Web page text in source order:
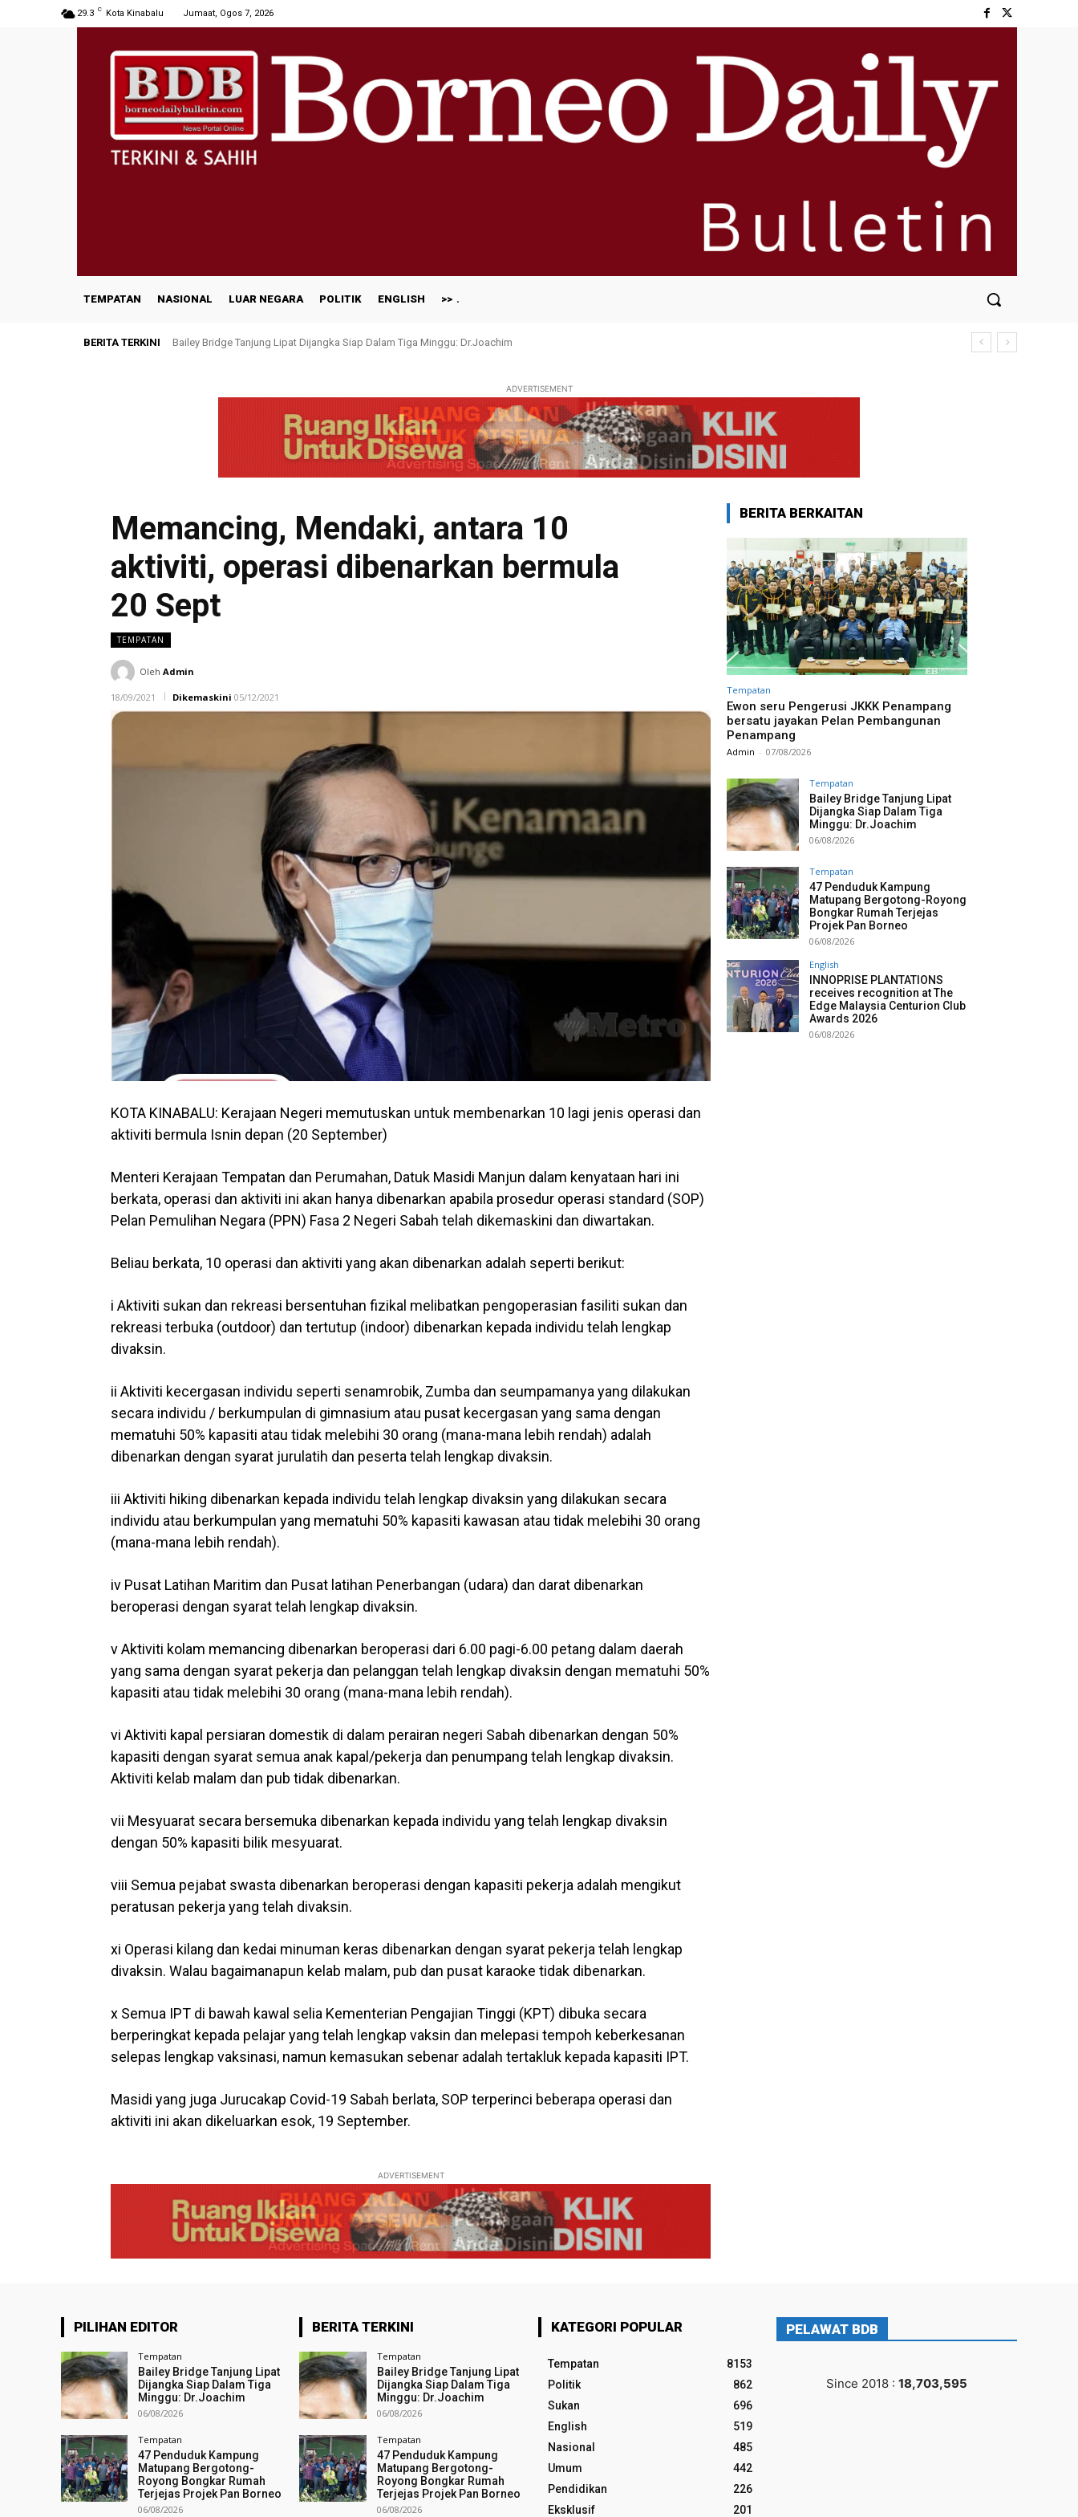
29.3 C Kota Kinabalu Jumaat, Ogos 7, 2026
TEMPATAN NASIONAL LUAR NEGARA POLITIK ENGLISH >>
BERITA TERKINI Bailey Bridge Tanjung Lipat Dijangka Siap Dalam Tiga Minggu: Dr.Joachim
ADVERTISEMENT
Memancing, Mendaki, antara 10
aktiviti, operasi dibenarkan bermula
20 Sept
TEMPATAN
Oleh Admin
18/09/2021 Dikemaskini 05/12/2021
KOTA KINABALU: Kerajaan Negeri memutuskan untuk membenarkan 10 lagi jenis operasi dan
aktiviti bermula Isnin depan (20 September)
Menteri Kerajaan Tempatan dan Perumahan, Datuk Masidi Manjun dalam kenyataan hari ini
berkata, operasi dan aktiviti ini akan hanya dibenarkan apabila prosedur operasi standard (SOP)
Pelan Pemulihan Negara (PPN) Fasa 2 Negeri Sabah telah dikemaskini dan diwartakan.
Beliau berkata, 10 operasi dan aktiviti yang akan dibenarkan adalah seperti berikut:
i Aktiviti sukan dan rekreasi bersentuhan fizikal melibatkan pengoperasian fasiliti sukan dan
rekreasi terbuka (outdoor) dan tertutup (indoor) dibenarkan kepada individu telah lengkap
divaksin.
ii Aktiviti kecergasan individu seperti senamrobik, Zumba dan seumpamanya yang dilakukan
secara individu / berkumpulan di gimnasium atau pusat kecergasan yang sama dengan
mematuhi 50% kapasiti atau tidak melebihi 30 orang (mana-mana lebih rendah) adalah
dibenarkan dengan syarat jurulatih dan peserta telah lengkap divaksin.
iii Aktiviti hiking dibenarkan kepada individu telah lengkap divaksin yang dilakukan secara
individu atau berkumpulan yang mematuhi 50% kapasiti kawasan atau tidak melebihi 30 orang
(mana-mana lebih rendah).
iv Pusat Latihan Maritim dan Pusat latihan Penerbangan (udara) dan darat dibenarkan
beroperasi dengan syarat telah lengkap divaksin.
v Aktiviti kolam memancing dibenarkan beroperasi dari 6.00 pagi-6.00 petang dalam daerah
yang sama dengan syarat pekerja dan pelanggan telah lengkap divaksin dengan mematuhi 50%
kapasiti atau tidak melebihi 30 orang (mana-mana lebih rendah).
vi Aktiviti kapal persiaran domestik di dalam perairan negeri Sabah dibenarkan dengan 50%
kapasiti dengan syarat semua anak kapal/pekerja dan penumpang telah lengkap divaksin.
Aktiviti kelab malam dan pub tidak dibenarkan.
vii Mesyuarat secara bersemuka dibenarkan kepada individu yang telah lengkap divaksin
dengan 50% kapasiti bilik mesyuarat.
viii Semua pejabat swasta dibenarkan beroperasi dengan kapasiti pekerja adalah mengikut
peratusan pekerja yang telah divaksin.
xi Operasi kilang dan kedai minuman keras dibenarkan dengan syarat pekerja telah lengkap
divaksin. Walau bagaimanapun kelab malam, pub dan pusat karaoke tidak dibenarkan.
x Semua IPT di bawah kawal selia Kementerian Pengajian Tinggi (KPT) dibuka secara
berperingkat kepada pelajar yang telah lengkap vaksin dan melepasi tempoh keberkesanan
selepas lengkap vaksinasi, namun kemasukan sebenar adalah tertakluk kepada kapasiti IPT.
Masidi yang juga Jurucakap Covid-19 Sabah berlata, SOP terperinci beberapa operasi dan
aktiviti ini akan dikeluarkan esok, 19 September.
ADVERTISEMENT
BERITA BERKAITAN
Tempatan
Ewon seru Pengerusi JKKK Penampang
bersatu jayakan Pelan Pembangunan
Penampang
Admin - 07/08/2026
Tempatan
Bailey Bridge Tanjung Lipat
Dijangka Siap Dalam Tiga
Minggu: Dr.Joachim
06/08/2026
Tempatan
47 Penduduk Kampung
Matupang Bergotong-Royong
Bongkar Rumah Terjejas
Projek Pan Borneo
06/08/2026
English
INNOPRISE PLANTATIONS
receives recognition at The
Edge Malaysia Centurion Club
Awards 2026
06/08/2026
PILIHAN EDITOR
Tempatan
Bailey Bridge Tanjung Lipat
Dijangka Siap Dalam Tiga
Minggu: Dr.Joachim
06/08/2026
Tempatan
47 Penduduk Kampung
Matupang Bergotong-
Royong Bongkar Rumah
Terjejas Projek Pan Borneo
06/08/2026
BERITA TERKINI
Tempatan
Bailey Bridge Tanjung Lipat
Dijangka Siap Dalam Tiga
Minggu: Dr.Joachim
06/08/2026
Tempatan
47 Penduduk Kampung
Matupang Bergotong-
Royong Bongkar Rumah
Terjejas Projek Pan Borneo
06/08/2026
KATEGORI POPULAR
Tempatan
8153
Politik
862
Sukan
696
English
519
Nasional
485
Umum
442
Pendidikan
226
Eksklusif
201
PELAWAT BDB
Since 2018 : 18,703,595